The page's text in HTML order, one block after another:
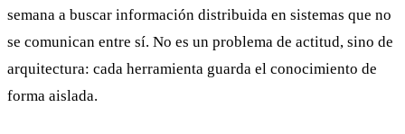
semana a buscar información distribuida en sistemas que no
se comunican entre sí. No es un problema de actitud, sino de
arquitectura: cada herramienta guarda el conocimiento de
forma aislada.